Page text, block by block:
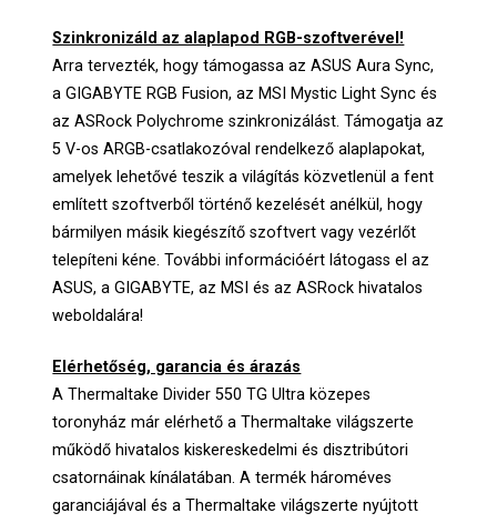
Szinkronizáld az alaplapod RGB-szoftverével!
Arra tervezték, hogy támogassa az ASUS Aura Sync,
a GIGABYTE RGB Fusion, az MSI Mystic Light Sync és
az ASRock Polychrome szinkronizálást. Támogatja az
5 V-os ARGB-csatlakozóval rendelkező alaplapokat,
amelyek lehetővé teszik a világítás közvetlenül a fent
említett szoftverből történő kezelését anélkül, hogy
bármilyen másik kiegészítő szoftvert vagy vezérlőt
telepíteni kéne. További információért látogass el az
ASUS, a GIGABYTE, az MSI és az ASRock hivatalos
weboldalára!
Elérhetőség, garancia és árazás
A Thermaltake Divider 550 TG Ultra közepes
toronyház már elérhető a Thermaltake világszerte
működő hivatalos kiskereskedelmi és disztribútori
csatornáinak kínálatában. A termék hároméves
garanciájával és a Thermaltake világszerte nyújtott